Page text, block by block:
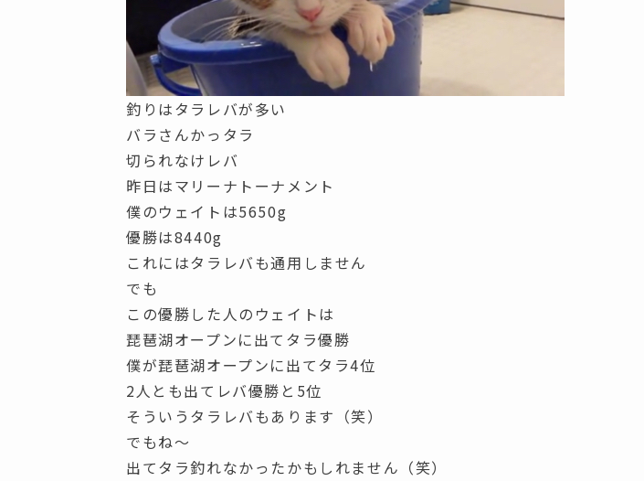
釣りはタラレバが多い
バラさんかっタラ
切られなけレバ
昨日はマリーナトーナメント
僕のウェイトは5650g
優勝は8440g
これにはタラレバも通用しません
でも
この優勝した人のウェイトは
琵琶湖オープンに出てタラ優勝
僕が琵琶湖オープンに出てタラ4位
2人とも出てレバ優勝と5位
そういうタラレバもあります（笑）
でもね～
出てタラ釣れなかったかもしれません（笑）